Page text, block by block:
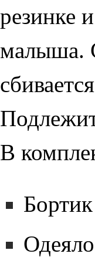
резинке
малыша.
В